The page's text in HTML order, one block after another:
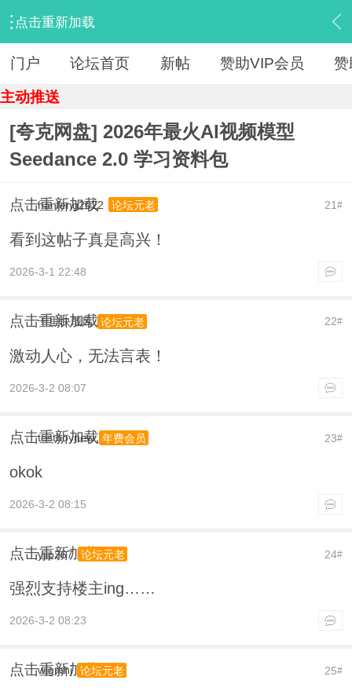
点击重新加载
› 【 资源区 】 › 『资源杂烩』 › 内容
门户 论坛首页 新帖 赞助VIP会员 赞
主动推送
[夸克网盘] 2026年最火AI视频模型
Seedance 2.0 学习资料包
点击重新加载 21#
hanfeng2022 论坛元老
看到这帖子真是高兴！
2026-3-1 22:48
点击重新加载 22#
千里快哉风 论坛元老
激动人心，无法言表！
2026-3-2 08:07
点击重新加载 23#
testboynew 年费会员
okok
2026-3-2 08:15
点击重新加载 24#
yjip267 论坛元老
强烈支持楼主ing……
2026-3-2 08:23
点击重新加载 25#
wjgmhj 论坛元老